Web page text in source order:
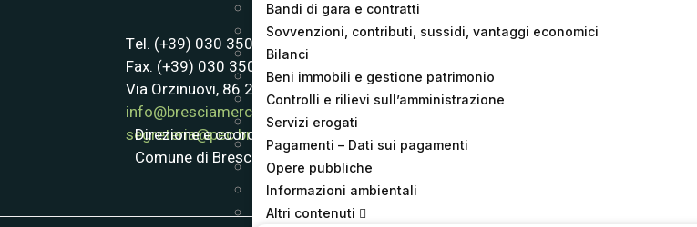
Bandi di gara e contratti
Sovvenzioni, contributi, sussidi, vantaggi economici
Bilanci
Beni immobili e gestione patrimonio
Controlli e rilievi sull’amministrazione
Servizi erogati
Pagamenti – Dati sui pagamenti
Opere pubbliche
Informazioni ambientali
Altri contenuti
Tel. (+39) 030 3507611
Fax. (+39) 030 3507622
Via Orzinuovi, 86 25125 Brescia
info@bresciamercati.com
segreteria@pec.bresciamercati.com
Direzione e coordinamento:
Comune di Brescia
Compagine societaria
Bandi e Gare
Whistle­blowing